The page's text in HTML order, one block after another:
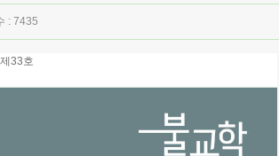
: 7435
33호